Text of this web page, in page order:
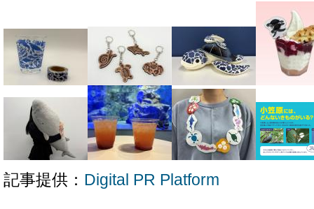
記事提供： Digital PR Platform